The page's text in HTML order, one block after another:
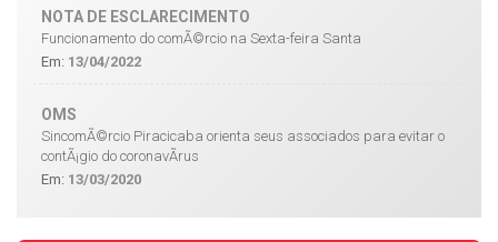
NOTA DE ESCLARECIMENTO
Funcionamento do comÃ©rcio na Sexta-feira Santa
Em: 13/04/2022
OMS
SincomÃ©rcio Piracicaba orienta seus associados para evitar o
contÃ¡gio do coronavÃ­rus
Em: 13/03/2020